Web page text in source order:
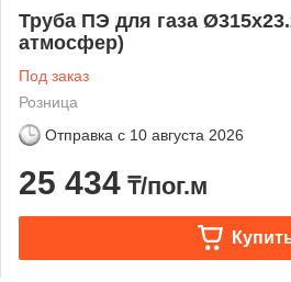
Труба ПЭ для газа
атмосфер)
Под заказ
Розница
Отправка с 10 августа 2026
25 434 ₸/пог.м